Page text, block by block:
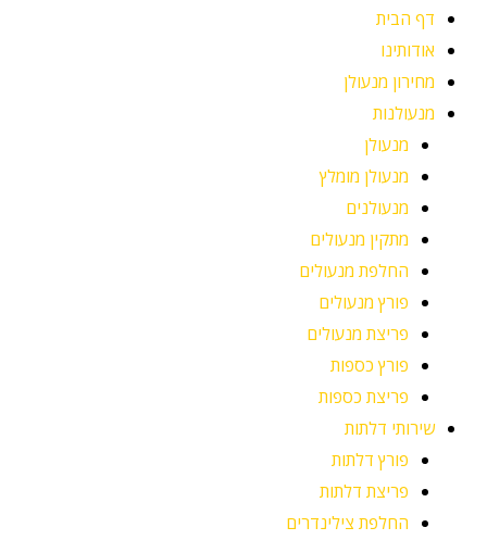
דף הבית
אודותינו
מחירון מנעולן
מנעולנות
מנעולן
מנעולן מומלץ
מנעולנים
מתקין מנעולים
החלפת מנעולים
פורץ מנעולים
פריצת מנעולים
פורץ כספות
פריצת כספות
שירותי דלתות
פורץ דלתות
פריצת דלתות
החלפת צילינדרים